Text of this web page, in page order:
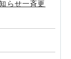
らせ一斉更